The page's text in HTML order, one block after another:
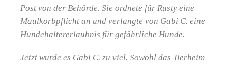
Post von der Behörde. Sie ordnete für Rusty eine
Maulkorbpflicht an und verlangte von Gabi C. eine
Hundehaltererlaubnis für gefährliche Hunde.
Jetzt wurde es Gabi C. zu viel. Sowohl das Tierheim